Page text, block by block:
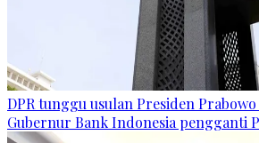
DPR tunggu usulan Presiden
Gubernur Bank Indonesia pengganti